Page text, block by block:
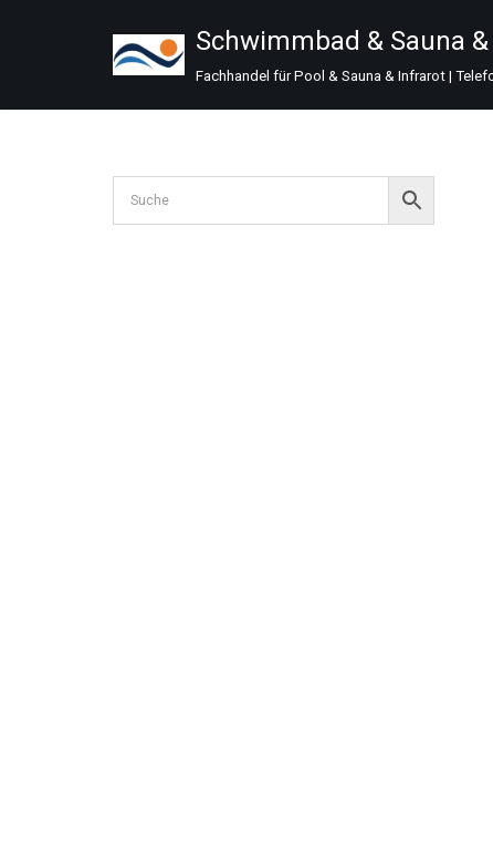
springen
Schwimmbad & Sauna
Fachhandel für Pool & Sauna & Infrarot |